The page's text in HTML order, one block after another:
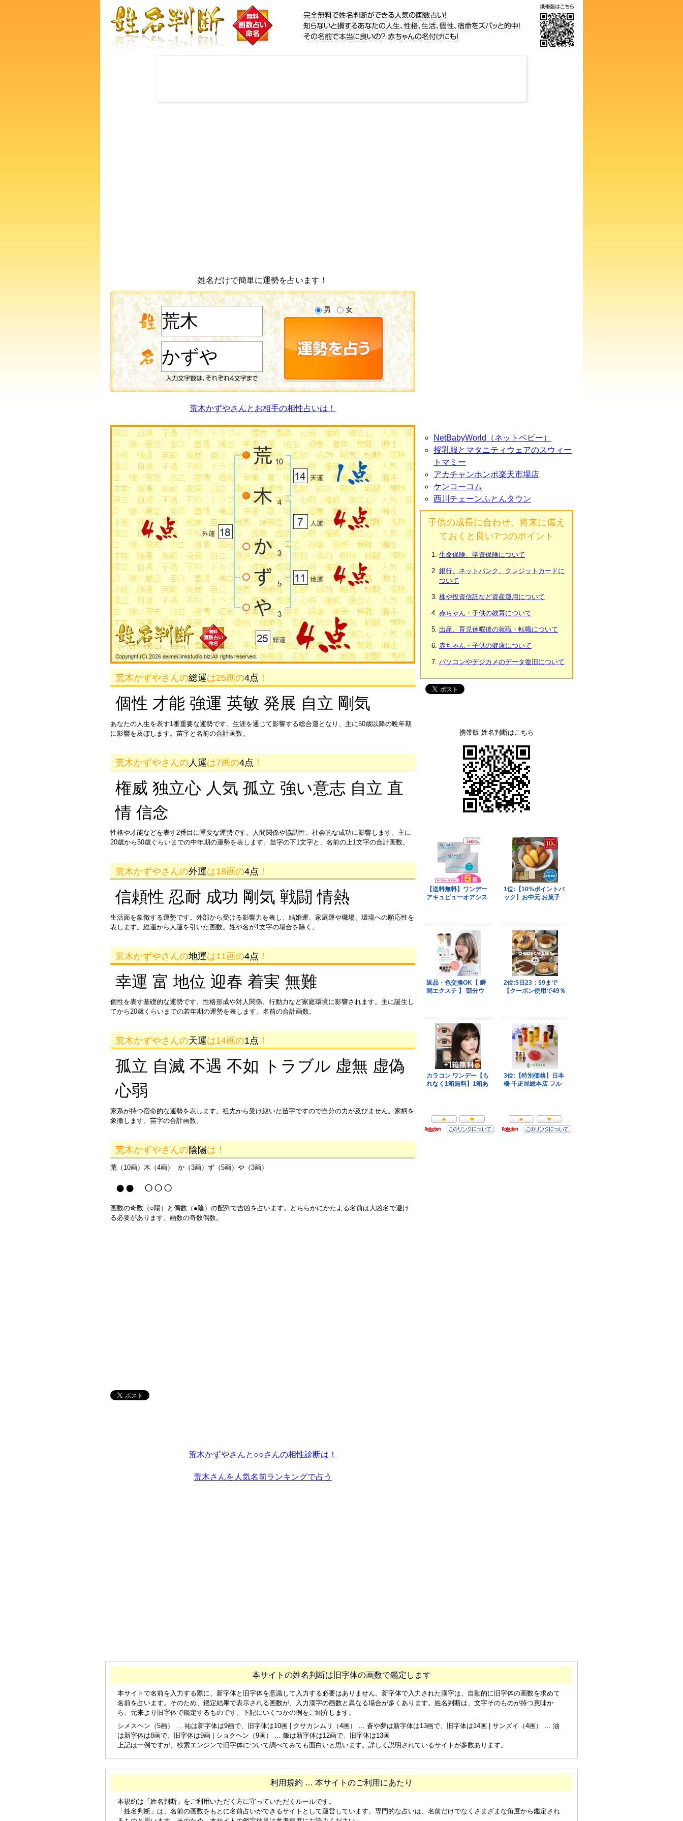
姓名だけで簡単に運勢を占います！
男 女
荒木かずやさんとお相手の相性占いは！
荒木かずやさんの総運は25画の4点 ！
個性 才能 強運 英敏 発展 自立 剛気
あなたの人生を表す1番重要な運勢です。生涯を通じて影響する総合運となり、主に50歳以降の晩年期
に影響を及ぼします。苗字と名前の合計画数。
荒木かずやさんの 人運は7画の4点 ！
権威 独立心 人気 孤立 強い意志 自立 直
情 信念
性格や才能などを表す2番目に重要な運勢です。人間関係や協調性、社会的な成功に影響します。主に
20歳から50歳ぐらいまでの中年期の運勢を表します。苗字の下1文字と、名前の上1文字の合計画数。
荒木かずやさんの外運は18画の4点 ！
信頼性 忍耐 成功 剛気 戦闘 情熱
生活面を象徴する運勢です。外部から受ける影響力を表し、結婚運、家庭運や職場、環境への順応性を
表します。総運から人運を引いた画数。姓や名が1文字の場合を除く。
荒木かずやさんの地運は11画の4点 ！
幸運 富 地位 迎春 着実 無難
個性を表す基礎的な運勢です。性格形成や対人関係、行動力など家庭環境に影響されます。主に誕生し
てから20歳くらいまでの若年期の運勢を表します。名前の合計画数。
荒木かずやさんの天運は14画の1点 ！
孤立 自滅 不遇 不如 トラブル 虚無 虚偽
心弱
家系が持つ宿命的な運勢を表します。祖先から受け継いだ苗字ですので自分の力が及びません。家柄を
象徴します。苗字の合計画数。
荒木かずやさんの陰陽は！
荒（10画）木（4画） か（3画）ず（5画）や（3画）
●● ○○○
画数の奇数（○陽）と偶数（●陰）の配列で吉凶を占います。どちらかにかたよる名前は大凶名で避け
る必要があります。画数の奇数偶数。
荒木かずやさんと○○さんの相性診断は！
荒木さんを人気名前ランキングで占う
NetBabyWorld（ネットベビー）
授乳服とマタニティウェアのスウィー
トマミー
アカチャンホンポ楽天市場店
ケンコーコム
西川チェーンふとんタウン
子供の成長に合わせ、将来に備え
ておくと良い7つのポイント
生命保険、学資保険について
銀行、ネットバンク、クレジットカードに
ついて
株や投資信託など資産運用について
赤ちゃん・子供の教育について
出産、育児休暇後の就職・転職について
赤ちゃん・子供の健康について
パソコンやデジカメのデータ復旧について
携帯版 姓名判断はこちら
本サイトの姓名判断は旧字体の画数で鑑定します
本サイトで名前を入力する際に、新字体と旧字体を意識して入力する必要はありません。新字体で入力された漢字は、自動的に旧字体の画数を求めて
名前を占います。そのため、鑑定結果で表示される画数が、入力漢字の画数と異なる場合が多くあります。姓名判断は、文字そのものが持つ意味か
ら、元来より旧字体で鑑定するものです。下記にいくつかの例をご紹介します。
シメスヘン（5画） … 祐は新字体は9画で、旧字体は10画 | クサカンムリ（4画） … 蒼や夢は新字体は13画で、旧字体は14画 | サンズイ（4画） … 油
は新字体は8画で、旧字体は9画 | ショクヘン（9画） … 飯は新字体は12画で、旧字体は13画
上記は一例ですが、検索エンジンで旧字体について調べてみても面白いと思います。詳しく説明されているサイトが多数あります。
利用規約 … 本サイトのご利用にあたり
本規約は「姓名判断」をご利用いただく方に守っていただくルールです。
「姓名判断」は、名前の画数をもとに名前占いができるサイトとして運営しています。専門的な占いは、名前だけでなくさまざまな角度から鑑定され